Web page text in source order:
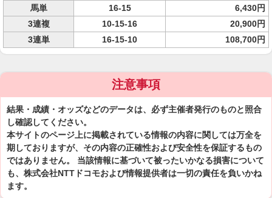
馬単
16-15
6,430円
3連複
10-15-16
20,900円
3連単
16-15-10 108,700円
注意事項
結果・成績・オッズなどのデータは、必ず主催者発行のものと照合
し確認してください。
本サイトのページ上に掲載されている情報の内容に関しては万全を
期しておりますが、その内容の正確性および安全性を保証するもの
ではありません。 当該情報に基づいて被ったいかなる損害について
も、株式会社NTTドコモおよび情報提供者は一切の責任を負いかね
ます。